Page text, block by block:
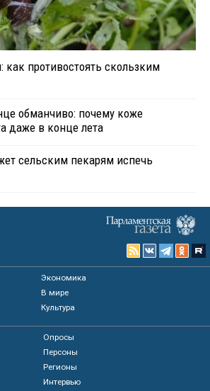
как противостоять скользким
обманчиво: почему коже
даже в конце лета
сельским пекарям испечь
Экономика
В мире
Культура
Опросы
Персоны
Регионы
Интервью